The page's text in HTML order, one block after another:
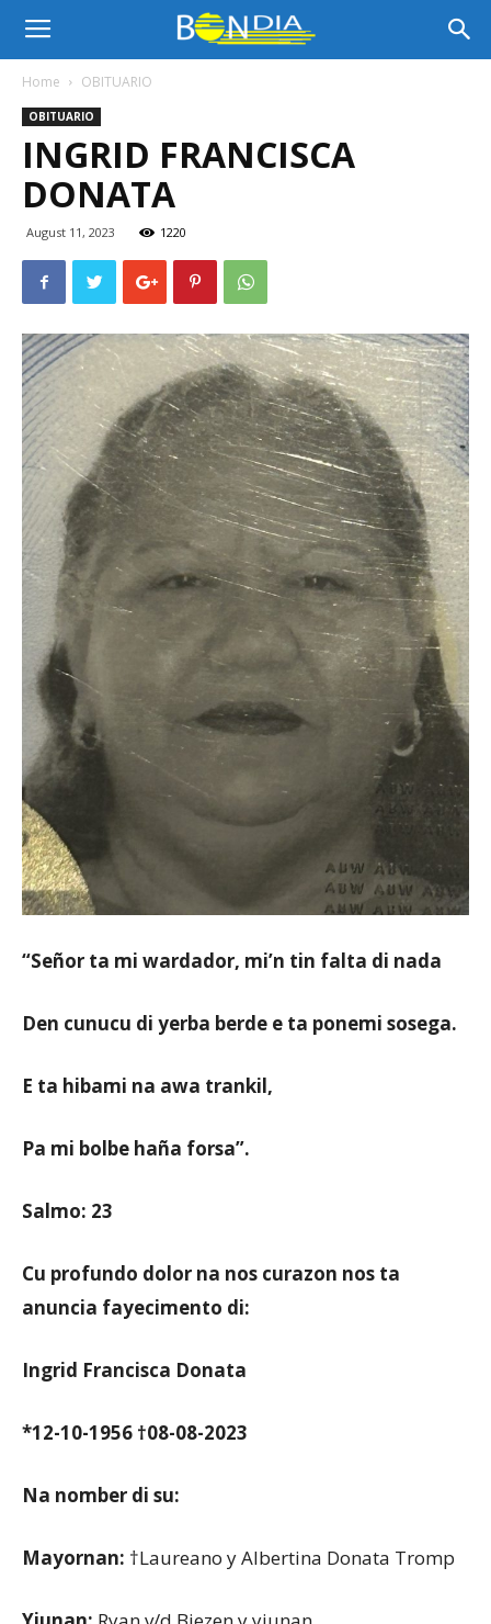
Bon
Dia
Noticia
Aruba
Home OBITUARIO
OBITUARIO
INGRID FRANCISCA
DONATA
August 11, 2023 1220
“Señor ta mi wardador, mi’n tin falta di nada
Den cunucu di yerba berde e ta ponemi sosega.
E ta hibami na awa trankil,
Pa mi bolbe haña forsa”.
Salmo: 23
Cu profundo dolor na nos curazon nos ta
anuncia fayecimento di:
Ingrid Francisca Donata
*12-10-1956 †08-08-2023
Na nomber di su:
Mayornan: †Laureano y Albertina Donata Tromp